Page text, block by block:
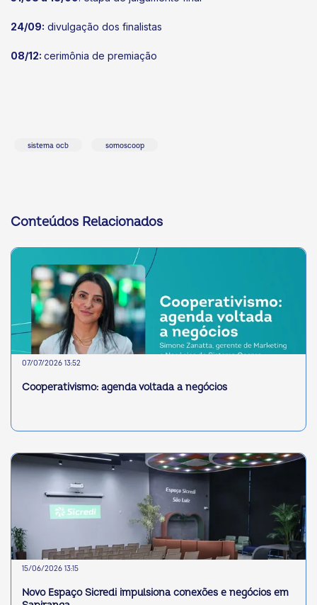
24/09: divulgação dos finalistas
08/12: cerimônia de premiação
sistema ocb somoscoop
Conteúdos Relacionados
07/07/2026 13:52
Cooperativismo: agenda voltada a negócios
15/06/2026 13:15
Novo Espaço Sicredi impulsiona conexões e negócios em